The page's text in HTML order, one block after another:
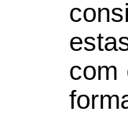
com